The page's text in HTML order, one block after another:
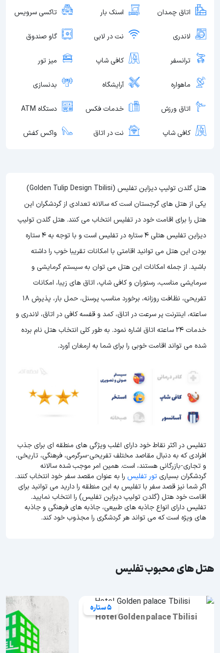
اتاق چمدان اسنک بار تاکسی سرویس
لاندری نت در لابی گاو صندوق
ترانسفر کافی شاپ میز تور
ماهواره آرایشگاه بدنسازی
اتاق ورزش خدمات فکس دستگاه ATM
کافی شاپ نت در اتاق واکس کفش
هتل گلدن تولیپ دیزاین تفلیس (Golden Tulip Design Tbilisi)
یکی از هتل های گرجستان است که سالانه تعدادی از گردشگران این
هتل را برای اقامت خود در تفلیس انتخاب می کنند. هتل گلدن تولیپ
دیزاین تفلیس هتلی 4 ستاره در تفلیس است و با توجه به 4 ستاره
بودن این هتل می توانید اقامتی با امکانات تقریبا خوب را داشته
باشید. از جمله امکانات این هتل می توان به سیستم گرمایشی و
سرمایشی مناسب، رستوران و کافی شاپ، اتاق های زیبا، امکانات
تفریحی، نظافت روزانه، برخورد مناسب پرسنل، حمل بار، پذیرش 18
ساعته، اینترنت پر سرعت در اتاق، کمد و قفسه کافی در اتاق، لاندری و
خدمات 24 ساعته اتاق اشاره نمود. به طور کلی انتخاب هتل نام برده
شده می تواند اقامت خوبی را برای شما به ارمغان آورد.
تفلیس در اکثر نقاط خود دارای اغلب ویژگی های منطقه ای برای جذب
افرادی که به دنبال مقاصد مختلف تفریحی-سرگرمی، فرهنگی، تاریخی،
و تجاری-بازرگانی هستند، است. همین امر موجب شده سالانه
گردشگران بسیاریتور تفلیس را به عنوان مقصد سفر خود انتخاب کنند.
اگر شما نیز قصد سفر با تفلیس به این منطقه را دارید می توانید برای
اقامت خود هتل (گلدن تولیپ دیزاین تفلیس) را انتخاب نمایید.
تفلیس دارای انواع جاذبه های طبیعی، جاذبه های فرهنگی و جاذبه
های ویژه است که می تواند هر گردشگری را مجذوب خود کند.
هتل های محبوب تفلیس
5 ستاره
Hotel Golden palace Tbilisi